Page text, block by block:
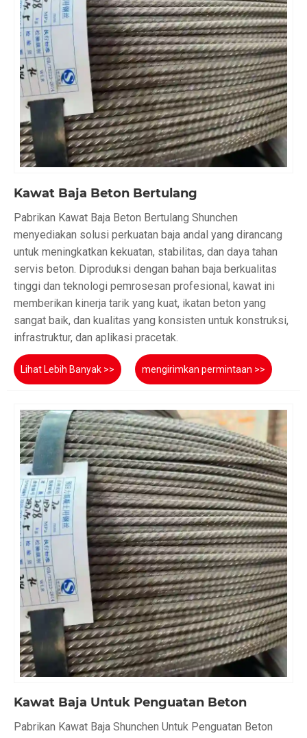
Kawat Baja Beton Bertulang
Pabrikan Kawat Baja Beton Bertulang Shunchen
menyediakan solusi perkuatan baja andal yang dirancang
untuk meningkatkan kekuatan, stabilitas, dan daya tahan
servis beton. Diproduksi dengan bahan baja berkualitas
tinggi dan teknologi pemrosesan profesional, kawat ini
memberikan kinerja tarik yang kuat, ikatan beton yang
sangat baik, dan kualitas yang konsisten untuk konstruksi,
infrastruktur, dan aplikasi pracetak.
Lihat Lebih Banyak >> mengirimkan permintaan >>
Kawat Baja Untuk Penguatan Beton
Pabrikan Kawat Baja Shunchen Untuk Penguatan Beton